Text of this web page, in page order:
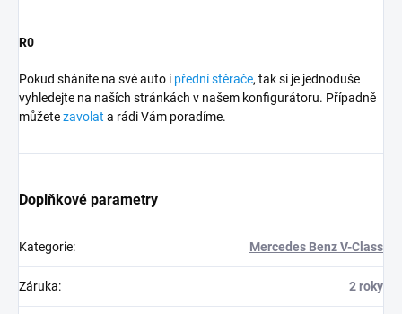
R0
Pokud sháníte na své auto i přední stěrače, tak si je jednoduše
vyhledejte na naších stránkách v našem konfigurátoru. Případně
můžetezavolat a rádi Vám poradíme.
Doplňkové parametry
Kategorie: Mercedes Benz V-Class
Záruka: 2 roky